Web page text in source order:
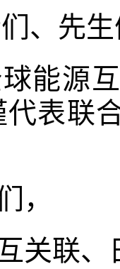
、先
能源
表联
，
关联